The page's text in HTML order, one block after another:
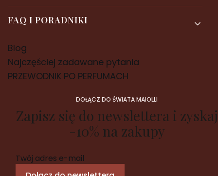
FAQ I PORADNIKI
Blog
Najczęściej zadawane pytania
PRZEWODNIK PO PERFUMACH
DOŁĄCZ DO ŚWIATA MAIOLLI
Zapisz się do newslettera i zyskaj
-10% na zakupy
Twój adres e-mail